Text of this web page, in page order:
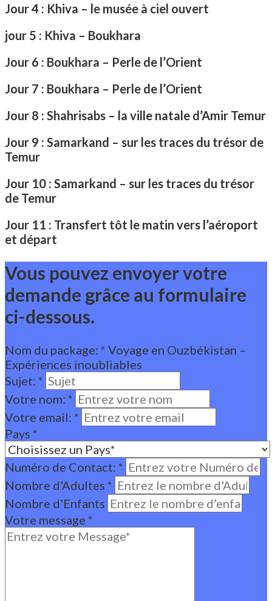
Jour 4 : Khiva – le musée à ciel ouvert
jour 5 : Khiva – Boukhara
Jour 6 : Boukhara – Perle de l’Orient
Jour 7 : Boukhara – Perle de l’Orient
Jour 8 : Shahrisabs – la ville natale d’Amir Temur
Jour 9 : Samarkand – sur les traces du trésor de
Temur
Jour 10 : Samarkand – sur les traces du trésor
de Temur
Jour 11 : Transfert tôt le matin vers l’aéroport
et départ
Vous pouvez envoyer votre
demande grâce au formulaire
ci-dessous.
Nom du package: * Voyage en Ouzbékistan –
Expériences inoubliables
Sujet: *
Votre nom: *
Votre email: *
Pays *
Numéro de Contact: *
Nombre d'Adultes *
Nombre d'Enfants
Votre message *